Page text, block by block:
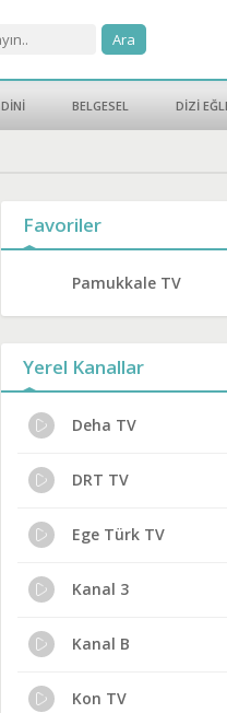
DİNİ BELGESEL DİZİ
Favoriler
Pamukkale TV
Yerel Kanallar
Deha TV
DRT TV
Ege Türk TV
Kanal 3
Kanal B
Kon TV